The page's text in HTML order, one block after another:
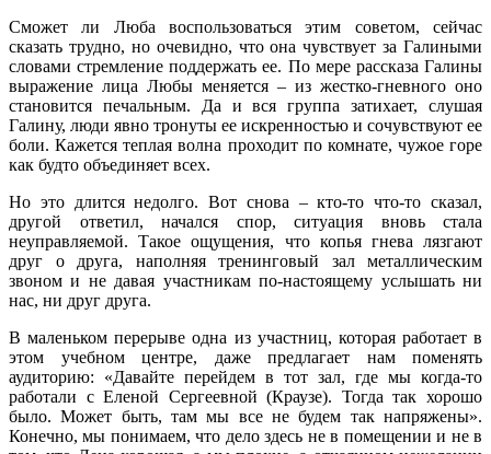
Сможет ли Люба воспользоваться этим советом, сейчас
сказать трудно, но очевидно, что она чувствует за Галиными
словами стремление поддержать ее. По мере рассказа Галины
выражение лица Любы меняется – из жестко-гневного оно
становится печальным. Да и вся группа затихает, слушая
Галину, люди явно тронуты ее искренностью и сочувствуют ее
боли. Кажется теплая волна проходит по комнате, чужое горе
как будто объединяет всех.
Но это длится недолго. Вот снова – кто-то что-то сказал,
другой ответил, начался спор, ситуация вновь стала
неуправляемой. Такое ощущения, что копья гнева лязгают
друг о друга, наполняя тренинговый зал металлическим
звоном и не давая участникам по-настоящему услышать ни
нас, ни друг друга.
В маленьком перерыве одна из участниц, которая работает в
этом учебном центре, даже предлагает нам поменять
аудиторию: «Давайте перейдем в тот зал, где мы когда-то
работали с Еленой Сергеевной (Краузе). Тогда так хорошо
было. Может быть, там мы все не будем так напряжены».
Конечно, мы понимаем, что дело здесь не в помещении и не в